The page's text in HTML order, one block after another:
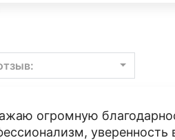
огромную
уверенность